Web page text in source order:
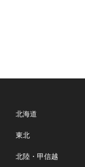
北海道
東北
北陸・甲信越